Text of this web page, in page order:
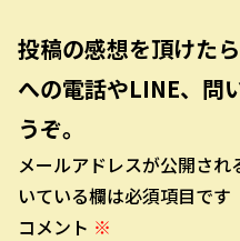
投稿の感想を頂けた
への電話やLINE、問
うぞ。
メールアドレスが公開され
いている欄は必須項目です
コメント ※